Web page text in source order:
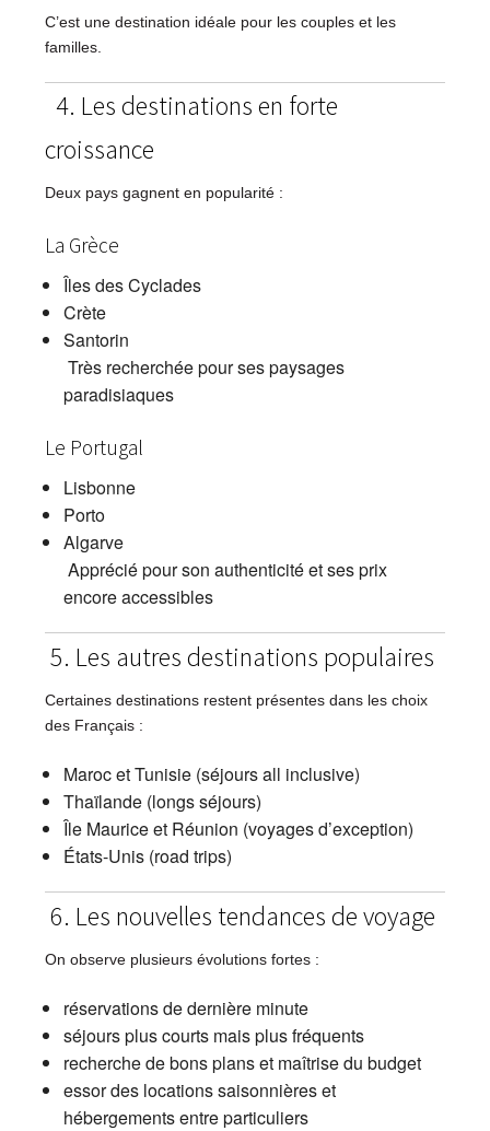
C’est une destination idéale pour les couples et les
familles.
4. Les destinations en forte
croissance
Deux pays gagnent en popularité :
La Grèce
Îles des Cyclades
Crète
Santorin
Très recherchée pour ses paysages
paradisiaques
Le Portugal
Lisbonne
Porto
Algarve
Apprécié pour son authenticité et ses prix
encore accessibles
5. Les autres destinations populaires
Certaines destinations restent présentes dans les choix
des Français :
Maroc et Tunisie (séjours all inclusive)
Thaïlande (longs séjours)
Île Maurice et Réunion (voyages d’exception)
États-Unis (road trips)
6. Les nouvelles tendances de voyage
On observe plusieurs évolutions fortes :
réservations de dernière minute
séjours plus courts mais plus fréquents
recherche de bons plans et maîtrise du budget
essor des locations saisonnières et
hébergements entre particuliers